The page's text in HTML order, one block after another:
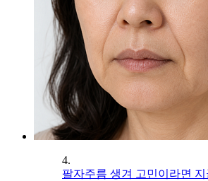
4.
팔자주름 생겨 고민이라면